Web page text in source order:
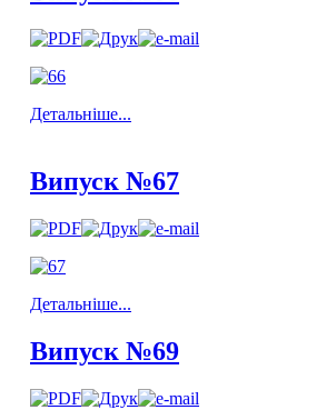
Детальніше...
Випуск №67
Детальніше...
Випуск №69